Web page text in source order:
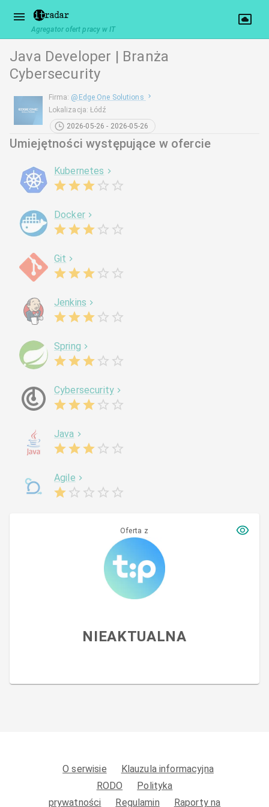
Agregator ofert pracy w IT
Java Developer | Branża
Cybersecurity
Firma: @ Edge One Solutions
Lokalizacja:Łódź
2026-05-26 - 2026-05-26
Umiejętności występujące w ofercie
Kubernetes
Docker
Git
Jenkins
Spring
Cybersecurity
Java
Agile
Oferta z
NIEAKTUALNA
O serwisie
Klauzula informacyjna
RODO
Polityka
prywatności
Regulamin Raporty na